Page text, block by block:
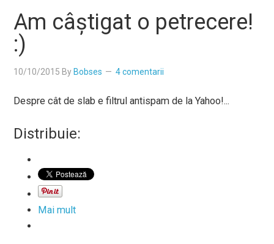
Am câștigat o petrecere!
:)
10/10/2015 By Bobses 4 comentarii
Despre cât de slab e filtrul antispam de la Yahoo!...
Distribuie:
Mai mult